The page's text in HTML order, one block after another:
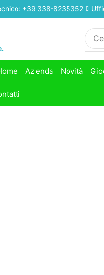
+39 338-8235352
Azienda Novità